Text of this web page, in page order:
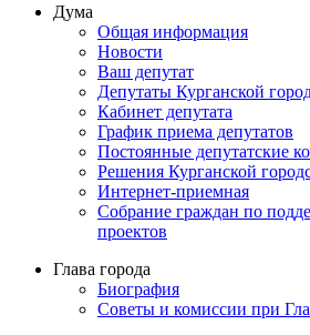
Дума
Общая информация
Новости
Ваш депутат
Депутаты Курганской
Кабинет депутата
График приема депутатов
Постоянные депутатские
Решения Курганской
Интернет-приемная
Собрание граждан по
проектов
Глава города
Биография
Советы и комиссии при